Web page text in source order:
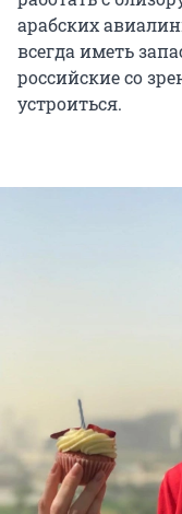
арабских
всегда иметь
российские со
устроиться.